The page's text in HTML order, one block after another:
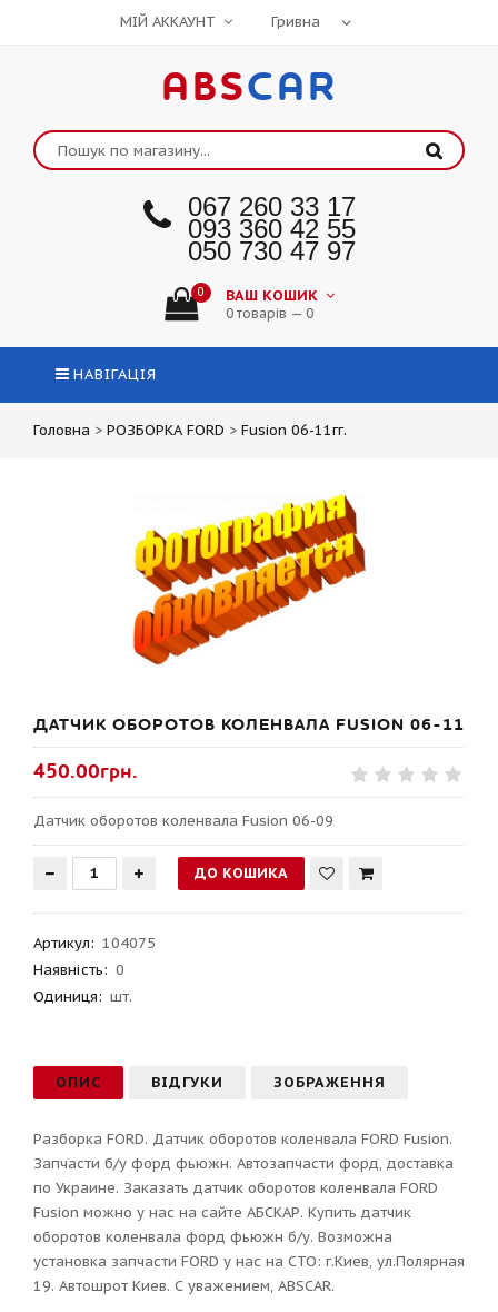
МІЙ АККАУНТ
ABSCAR
067 260 33 17
093 360 42 55
050 730 47 97
0 ВАШ КОШИК
0 товарів — 0
НАВІГАЦІЯ
Головна > РОЗБОРКА FORD > Fusion 06-11гг.
ДАТЧИК ОБОРОТОВ КОЛЕНВАЛА FUSION 06-11
450.00грн.
Датчик оборотов коленвала Fusion 06-09
Артикул: 104075
Наявність: 0
Одиниця: шт.
ОПИС ВІДГУКИ ЗОБРАЖЕННЯ
Разборка FORD. Датчик оборотов коленвала FORD Fusion.
Запчасти б/у форд фьюжн. Автозапчасти форд, доставка
по Украине. Заказать датчик оборотов коленвала FORD
Fusion можно у нас на сайте АБСКАР. Купить датчик
оборотов коленвала форд фьюжн б/у. Возможна
установка запчасти FORD у нас на СТО: г.Киев, ул.Полярная
19. Автошрот Киев. С уважением, ABSCAR.